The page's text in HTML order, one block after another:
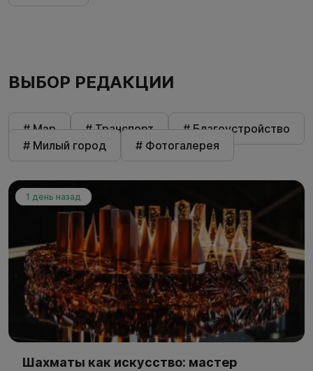
ВЫБОР РЕДАКЦИИ
# Мэр # Транспорт
# Благоустройство
# Милый город
# Фотогалерея
1 день назад
Шахматы как искусство: мастер